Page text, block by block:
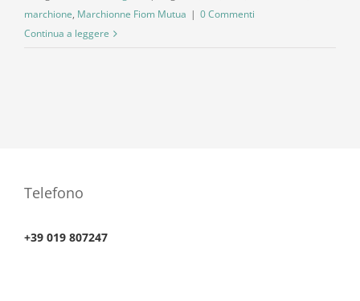
marchione, Marchionne Fiom Mutua | 0 Commenti
Continua a leggere
Telefono
+39 019 807247